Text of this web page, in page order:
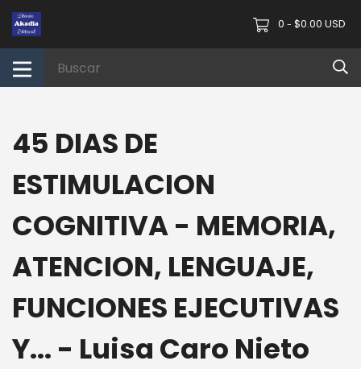
0 - $0.00 USD
45 DIAS DE
ESTIMULACION
COGNITIVA - MEMORIA,
ATENCION, LENGUAJE,
FUNCIONES EJECUTIVAS
Y... - Luisa Caro Nieto